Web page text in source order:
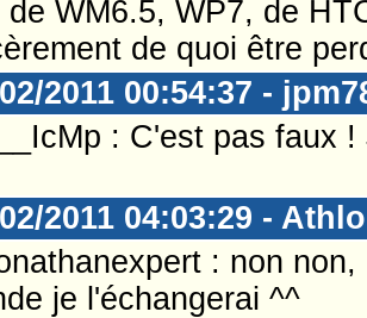
de WM6.5, WP7, de
de quoi être
2011 00:54:37 -
: C'est pas faux
2011 04:03:29 -
: non
je l'échangerai ^^